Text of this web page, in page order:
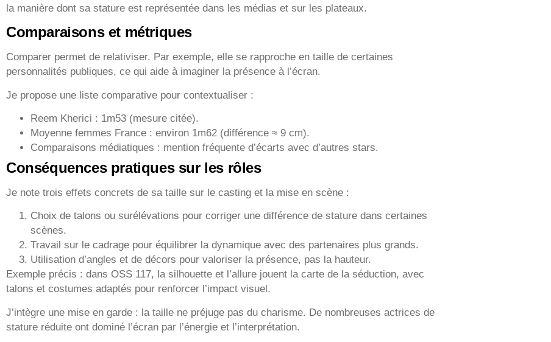
la manière dont sa stature est représentée dans les médias et sur les plateaux.
Comparaisons et métriques
Comparer permet de relativiser. Par exemple, elle se rapproche en taille de certaines
personnalités publiques, ce qui aide à imaginer la présence à l’écran.
Je propose une liste comparative pour contextualiser :
Reem Kherici : 1m53 (mesure citée).
Moyenne femmes France : environ 1m62 (différence ≈ 9 cm).
Comparaisons médiatiques : mention fréquente d’écarts avec d’autres stars.
Conséquences pratiques sur les rôles
Je note trois effets concrets de sa taille sur le casting et la mise en scène :
Choix de talons ou surélévations pour corriger une différence de stature dans certaines
scènes.
Travail sur le cadrage pour équilibrer la dynamique avec des partenaires plus grands.
Utilisation d’angles et de décors pour valoriser la présence, pas la hauteur.
Exemple précis : dans OSS 117, la silhouette et l’allure jouent la carte de la séduction, avec
talons et costumes adaptés pour renforcer l’impact visuel.
J’intègre une mise en garde : la taille ne préjuge pas du charisme. De nombreuses actrices de
stature réduite ont dominé l’écran par l’énergie et l’interprétation.